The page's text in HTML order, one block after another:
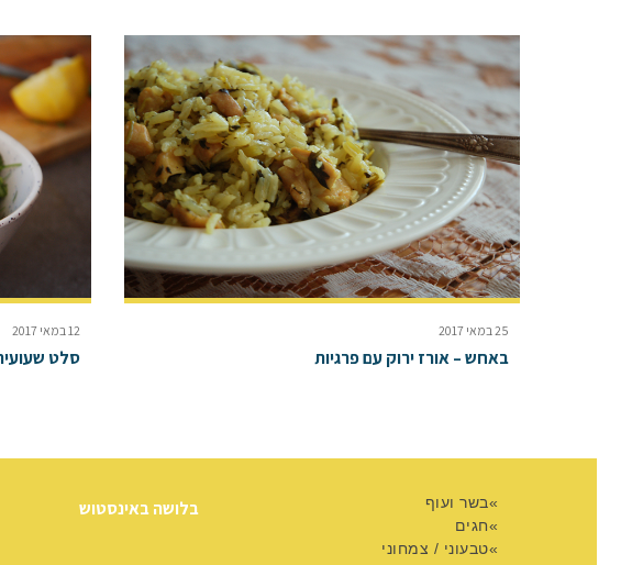
25 במאי 2017
באחש – אורז ירוק עם פרגיות
12 במאי 2017
סלט
בשר ועוף
חגים
טבעוני / צמחוני
בלושה באינסטוש